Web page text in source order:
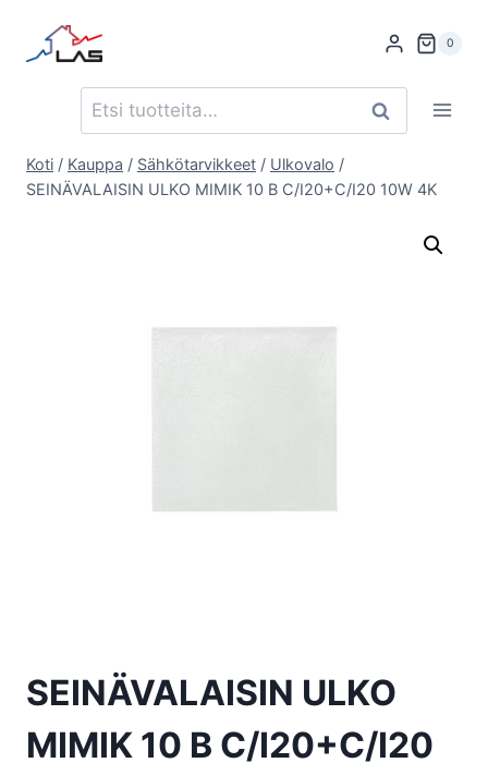
sisältöön
0
Etsi: Haku
Koti / Kauppa / Sähkötarvikkeet / Ulkovalo /
SEINÄVALAISIN ULKO MIMIK 10 B C/I20+C/I20 10W 4K
SEINÄVALAISIN ULKO
MIMIK 10 B C/I20+C/I20